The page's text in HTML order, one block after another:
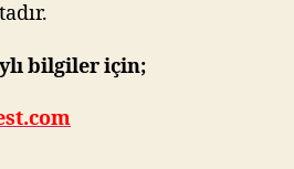
bilgiler için;